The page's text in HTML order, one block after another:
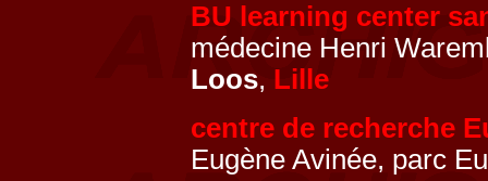
BU learning center
médecine Henri
Loos, Lille
centre de recherche
Eugène Avinée, parc